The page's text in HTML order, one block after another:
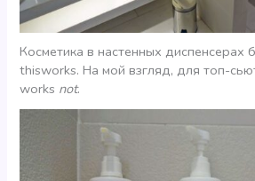
Косметика в настенных диспенсерах
thisworks. На мой взгляд, для топ-
works not.